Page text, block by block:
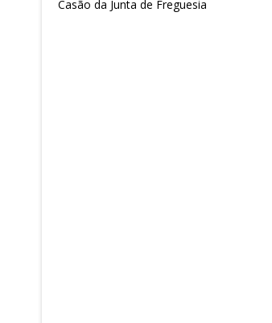
Casão da Junta de Freguesia